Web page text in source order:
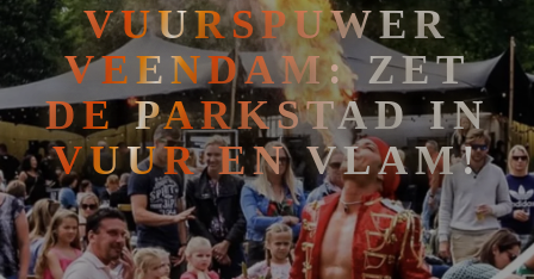
VUURSPUWER
VEENDAM: ZET
DE PARKSTAD IN
VUUR EN VLAM!